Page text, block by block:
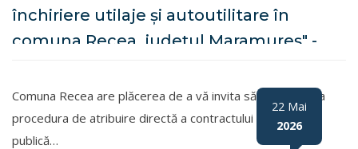
închiriere utilaje și autoutilitare în
comuna Recea, județul Maramureș" -
Comuna Recea are plăcerea de a vă invita să participați la
procedura de atribuire directă a contractului de achiziție
publică…
22 Mai
2026